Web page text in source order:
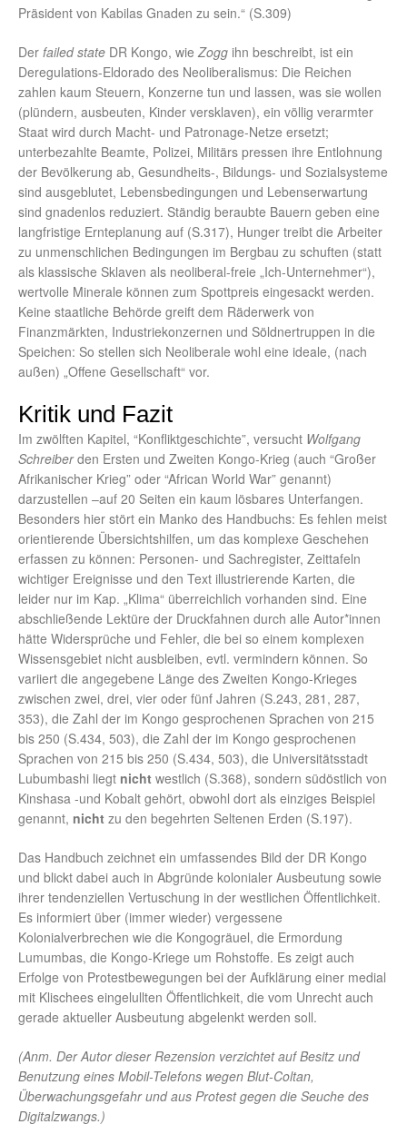
Präsident von Kabilas Gnaden zu sein.“ (S.309)
Der failed state DR Kongo, wieZogg ihn beschreibt, ist ein
Deregulations-Eldorado des Neoliberalismus: Die Reichen
zahlen kaum Steuern, Konzerne tun und lassen, was sie wollen
(plündern, ausbeuten, Kinder versklaven), ein völlig verarmter
Staat wird durch Macht- und Patronage-Netze ersetzt;
unterbezahlte Beamte, Polizei, Militärs pressen ihre Entlohnung
der Bevölkerung ab, Gesundheits-, Bildungs- und Sozialsysteme
sind ausgeblutet, Lebensbedingungen und Lebenserwartung
sind gnadenlos reduziert. Ständig beraubte Bauern geben eine
langfristige Ernteplanung auf (S.317), Hunger treibt die Arbeiter
zu unmenschlichen Bedingungen im Bergbau zu schuften (statt
als klassische Sklaven als neoliberal-freie „Ich-Unternehmer“),
wertvolle Minerale können zum Spottpreis eingesackt werden.
Keine staatliche Behörde greift dem Räderwerk von
Finanzmärkten, Industriekonzernen und Söldnertruppen in die
Speichen: So stellen sich Neoliberale wohl eine ideale, (nach
außen) „Offene Gesellschaft“ vor.
Kritik und Fazit
Im zwölften Kapitel, “Konfliktgeschichte”, versucht Wolfgang
Schreiberden Ersten und Zweiten Kongo-Krieg (auch “Großer
Afrikanischer Krieg” oder “African World War” genannt)
darzustellen –auf 20 Seiten ein kaum lösbares Unterfangen.
Besonders hier stört ein Manko des Handbuchs: Es fehlen meist
orientierende Übersichtshilfen, um das komplexe Geschehen
erfassen zu können: Personen- und Sachregister, Zeittafeln
wichtiger Ereignisse und den Text illustrierende Karten, die
leider nur im Kap. „Klima“ überreichlich vorhanden sind. Eine
abschließende Lektüre der Druckfahnen durch alle Autor*innen
hätte Widersprüche und Fehler, die bei so einem komplexen
Wissensgebiet nicht ausbleiben, evtl. vermindern können. So
variiert die angegebene Länge des Zweiten Kongo-Krieges
zwischen zwei, drei, vier oder fünf Jahren (S.243, 281, 287,
353), die Zahl der im Kongo gesprochenen Sprachen von 215
bis 250 (S.434, 503), die Zahl der im Kongo gesprochenen
Sprachen von 215 bis 250 (S.434, 503), die Universitätsstadt
Lubumbashi liegt nicht westlich (S.368), sondern südöstlich von
Kinshasa -und Kobalt gehört, obwohl dort als einziges Beispiel
genannt, nicht zu den begehrten Seltenen Erden (S.197).
Das Handbuch zeichnet ein umfassendes Bild der DR Kongo
und blickt dabei auch in Abgründe kolonialer Ausbeutung sowie
ihrer tendenziellen Vertuschung in der westlichen Öffentlichkeit.
Es informiert über (immer wieder) vergessene
Kolonialverbrechen wie die Kongogräuel, die Ermordung
Lumumbas, die Kongo-Kriege um Rohstoffe. Es zeigt auch
Erfolge von Protestbewegungen bei der Aufklärung einer medial
mit Klischees eingelullten Öffentlichkeit, die vom Unrecht auch
gerade aktueller Ausbeutung abgelenkt werden soll.
(Anm. Der Autor dieser Rezension verzichtet auf Besitz und
Benutzung eines Mobil-Telefons wegen Blut-Coltan,
Überwachungsgefahr und aus Protest gegen die Seuche des
Digitalzwangs.)